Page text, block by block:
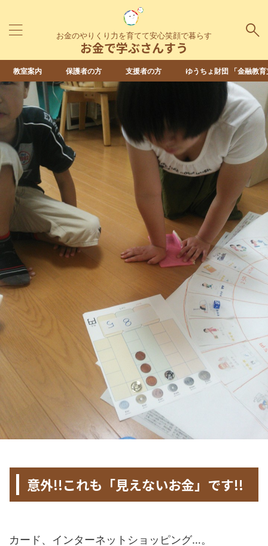
お金のやりくり力を育てて安心笑顔で暮らす
お金で学ぶさんすう
教室案内 保護者の方 支援者の方 ゆうちょ財団 「金融教
意外!!これも「見えないお金」です!!
カード、インターネットショッピング…。